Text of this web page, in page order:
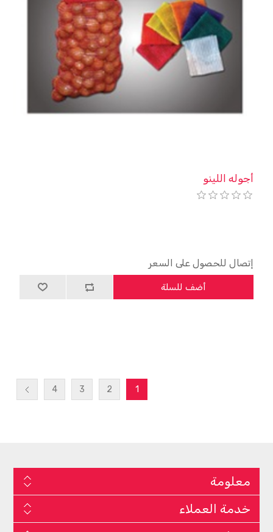
أجوله اللينو
إتصال للحصول على السعر
أضف للسلة
1
2
3
4
معلومة
خدمة العملاء